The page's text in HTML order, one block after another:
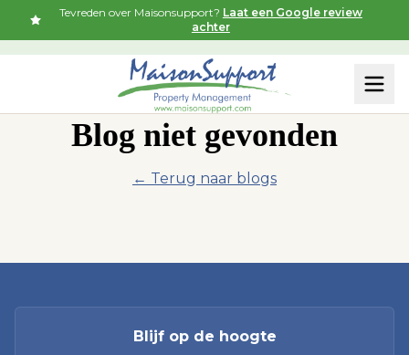
Tevreden over Maisonsupport? Laat een Google review
achter
Blog niet gevonden
← Terug naar blogs
Blijf op de hoogte